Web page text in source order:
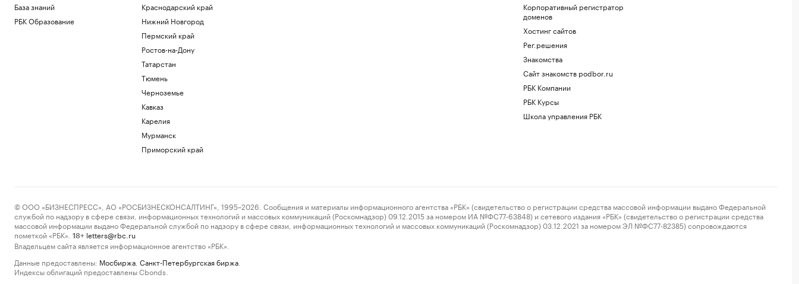
База знаний
РБК Образование
Краснодарский край
Нижний Новгород
Пермский край
Ростов-на-Дону
Татарстан
Тюмень
Черноземье
Кавказ
Карелия
Мурманск
Приморский край
Корпоративный регистратор
доменов
Хостинг сайтов
Рег.решения
Знакомства
Сайт знакомств podbor.ru
РБК Компании
РБК Курсы
Школа управления РБК
© ООО «БИЗНЕСПРЕСС», АО «РОСБИЗНЕСКОНСАЛТИНГ», 1995–2026. Сообщения и материалы информационного агентства «РБК» (свидетельство о регистрации средства массовой информации выдано Федеральной
службой по надзору в сфере связи, информационных технологий и массовых коммуникаций (Роскомнадзор) 09.12.2015 за номером ИА №ФС77-63848) и сетевого издания «РБК» (свидетельство о регистрации средства
массовой информации выдано Федеральной службой по надзору в сфере связи, информационных технологий и массовых коммуникаций (Роскомнадзор) 03.12.2021 за номером ЭЛ №ФС77-82385) сопровождаются
пометкой «РБК».
18+ letters@rbc.ru
Владельцем сайта является информационное агентство «РБК».
Данные предоставлены: Мосбиржа Санкт-Петербургская биржа
Индексы облигаций предоставлены Cbonds.